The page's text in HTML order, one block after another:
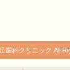
歯科クリニック All